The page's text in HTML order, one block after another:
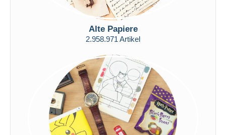
Alte Papiere
2.958.971 Artikel